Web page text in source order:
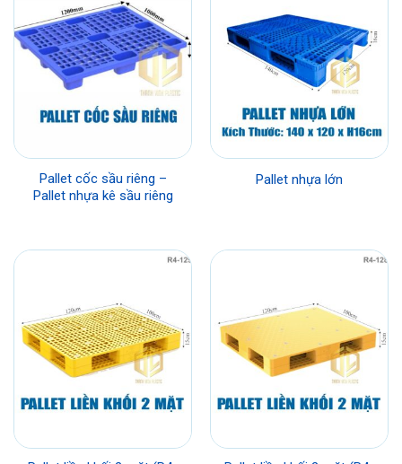
Pallet cốc sầu riêng –
Pallet nhựa kê sầu riêng
Pallet nhựa lớn